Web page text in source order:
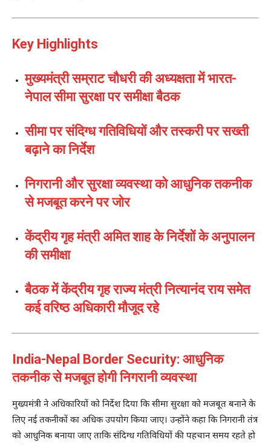
Key Highlights
मुख्यमंत्री सम्राट चौधरी की अध्यक्षता में भारत-
नेपाल सीमा सुरक्षा पर समीक्षा बैठक
सीमा पर संदिग्ध गतिविधियों और तस्करी पर सख्ती
बढ़ाने का निर्देश
निगरानी और सुरक्षा व्यवस्था को आधुनिक तकनीक
से मजबूत करने पर जोर
केंद्रीय गृह मंत्री अमित शाह के निर्देशों के अनुपालन
की समीक्षा
बैठक में केंद्रीय गृह राज्य मंत्री नित्यानंद राय समेत
कई वरिष्ठ अधिकारी मौजूद रहे
India-Nepal Border Security: आधुनिक
तकनीक से मजबूत होगी निगरानी व्यवस्था
मुख्यमंत्री ने अधिकारियों को निर्देश दिया कि सीमा सुरक्षा को मजबूत बनाने के
लिए नई तकनीकों का अधिक उपयोग किया जाए। उन्होंने कहा कि निगरानी तंत्र
को आधुनिक बनाया जाए ताकि संदिग्ध गतिविधियों की पहचान समय रहते हो